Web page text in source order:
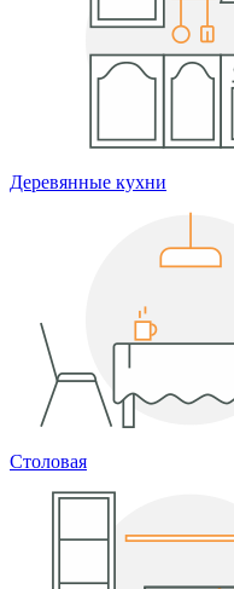
Деревянные кухни
Столовая